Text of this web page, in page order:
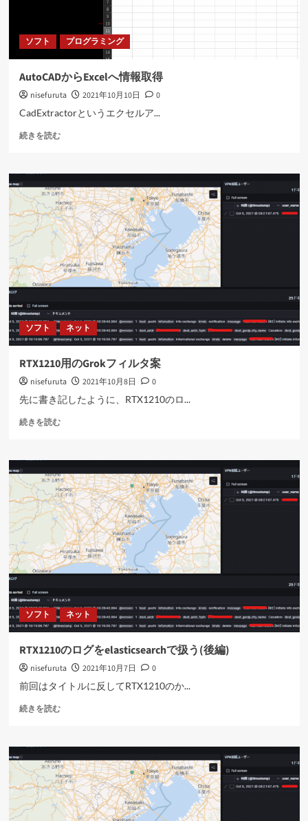
に
ソフト プログラミング
AutoCADからExcelへ情報取得
nisefuruta 2021年10月10日
0
CadExtractorというエクセルア...
続きを読むAutoCAD
Excel
へ
情
報
取
得
に
つ
い
て
ら
に
読
む
ソフト ネット
RTX1210用のGrokフィルタ案
nisefuruta 2021年10月8日
0
先に書き記したように、RTX1210のロ...
続きを読むRTX1210
Grok
フ
ィ
ル
タ
案
に
つ
い
て
ら
に
読
ソフト ネット
RTX1210のログをelasticsearchで扱う(後編)
nisefuruta 2021年10月7日
0
前回はタイトルに反してRTX1210のか...
続きを読むRTX1210
グ
を
elasticsearch
で
扱
う